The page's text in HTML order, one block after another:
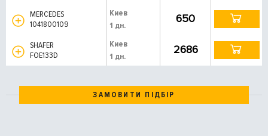
MERCEDES
1041800109
Киев
1 дн.
650
SHAFER
FOE133D
Киев
1 дн.
2686
ЗАМОВИТИ ПІДБІР